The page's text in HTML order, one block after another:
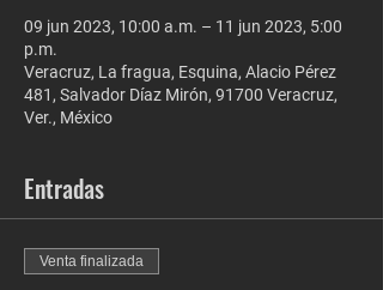
09 jun 2023, 10:00 a.m. – 11 jun 2023, 5:00
p.m.
Veracruz, La fragua, Esquina, Alacio Pérez
481, Salvador Díaz Mirón, 91700 Veracruz,
Ver., México
Entradas
Venta finalizada